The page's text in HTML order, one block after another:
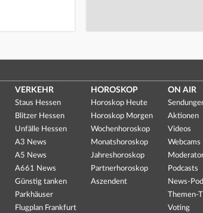
VERKEHR
Staus Hessen
Blitzer Hessen
Unfälle Hessen
A3 News
A5 News
A661 News
Günstig tanken
Parkhäuser
Flugplan Frankfurt
HOROSKOP
Horoskop Heute
Horoskop Morgen
Wochenhoroskop
Monatshoroskop
Jahreshoroskop
Partnerhoroskop
Aszendent
ON AIR
Aktionen
Videos
Webcams
Podcasts
News-
Themen-
Voting